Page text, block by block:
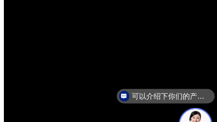
可以介绍下你们的产品么